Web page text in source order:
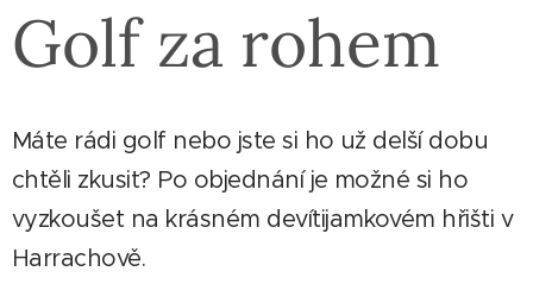
Golf za rohem
Máte rádi golf nebo jste si ho už delší dobu
chtěli zkusit? Po objednání je možné si ho
vyzkoušet na krásném devítijamkovém hřišti v
Harrachově.